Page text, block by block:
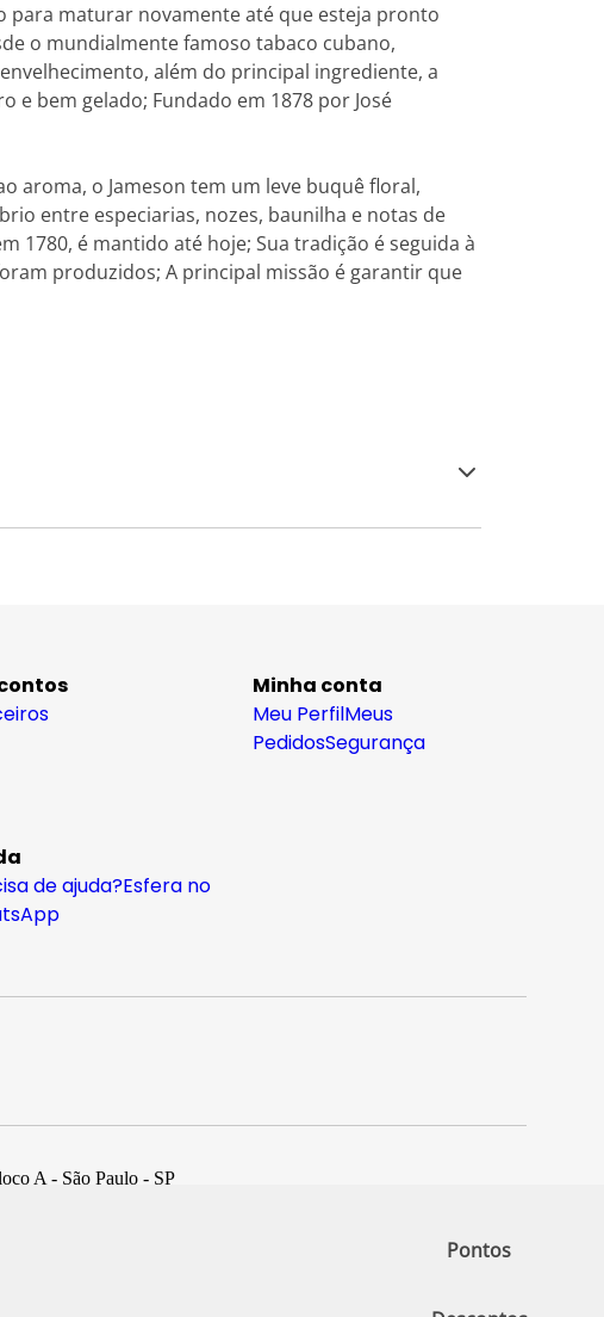
Pontos
para maturar novamente até que esteja pronto
o mundialmente famoso tabaco cubano,
além do principal ingrediente, a
e bem gelado; Fundado em 1878 por José
aroma, o Jameson tem um leve buquê floral,
entre especiarias, nozes, baunilha e notas de
1780, é mantido até hoje; Sua tradição é seguida à
produzidos; A principal missão é garantir que
Minha conta
Meu PerfilMeus
PedidosSegurança
de ajuda?Esfera no
A - São Paulo - SP